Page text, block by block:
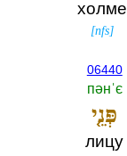
холме
[nfs]
06440
пәнˈє
פְּנֵ֤י
лицу